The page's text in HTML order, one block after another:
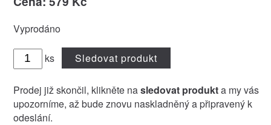
Vyprodáno
ks Sledovat produkt
Prodej již skončil, klikněte nasledovat produkta my vás
upozorníme, až bude znovu naskladněný a připravený k
odeslání.